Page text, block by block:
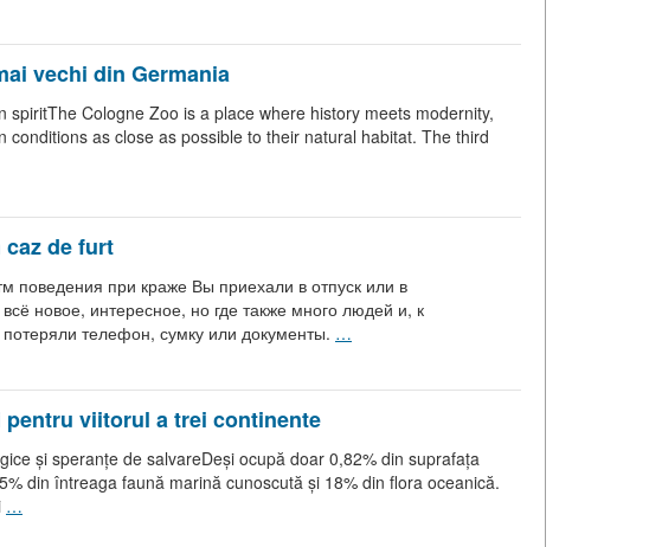
vechi din Germania
Cologne Zoo is a place where history meets modernity,
as close as possible to their natural habitat. The third
de furt
поведения при краже Вы приехали в отпуск или в
новое, интересное, но где также много людей и, к
телефон, сумку или документы. …
pentru viitorul a trei continente
și speranțe de salvareDeși ocupă doar 0,82% din suprafața
din întreaga faună marină cunoscută și 18% din flora oceanică.
…